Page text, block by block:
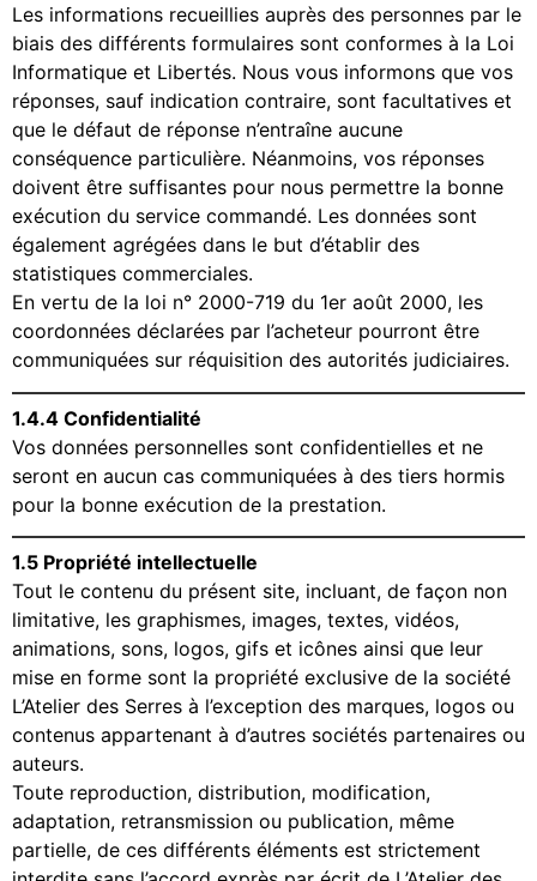
Les informations recueillies auprès des personnes par le
biais des différents formulaires sont conformes à la Loi
Informatique et Libertés. Nous vous informons que vos
réponses, sauf indication contraire, sont facultatives et
que le défaut de réponse n’entraîne aucune
conséquence particulière. Néanmoins, vos réponses
doivent être suffisantes pour nous permettre la bonne
exécution du service commandé. Les données sont
également agrégées dans le but d’établir des
statistiques commerciales.
En vertu de la loi n° 2000-719 du 1er août 2000, les
coordonnées déclarées par l’acheteur pourront être
communiquées sur réquisition des autorités judiciaires.
1.4.4 Confidentialité
Vos données personnelles sont confidentielles et ne
seront en aucun cas communiquées à des tiers hormis
pour la bonne exécution de la prestation.
1.5 Propriété intellectuelle
Tout le contenu du présent site, incluant, de façon non
limitative, les graphismes, images, textes, vidéos,
animations, sons, logos, gifs et icônes ainsi que leur
mise en forme sont la propriété exclusive de la société
L’Atelier des Serres à l’exception des marques, logos ou
contenus appartenant à d’autres sociétés partenaires ou
auteurs.
Toute reproduction, distribution, modification,
adaptation, retransmission ou publication, même
partielle, de ces différents éléments est strictement